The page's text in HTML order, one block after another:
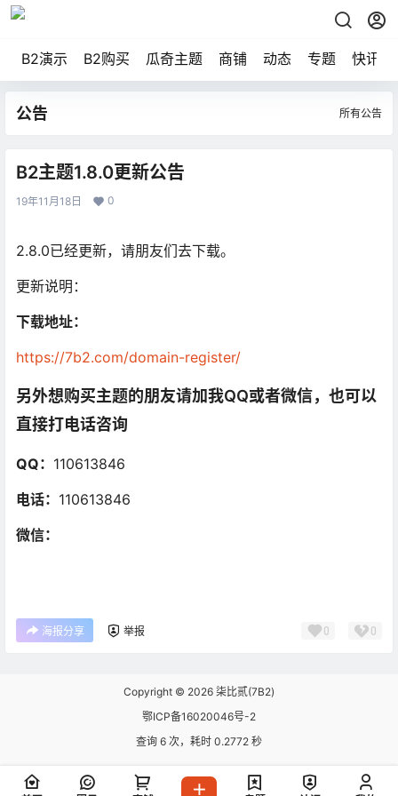
B2演示 B2购买 瓜奇主题 商铺 动态 专题 快讯
公告 所有公告
B2主题1.8.0更新公告
19年11月18日 0
2.8.0已经更新，请朋友们去下载。
更新说明：
下载地址：
https://7b2.com/domain-register/
另外想购买主题的朋友请加我QQ或者微信，也可以
直接打电话咨询
QQ： 110613846
电话： 110613846
微信：
海报分享 举报 0 0
Copyright © 2026 柒比贰(7B2)
鄂ICP备16020046号-2
查询 6 次，耗时 0.2772 秒